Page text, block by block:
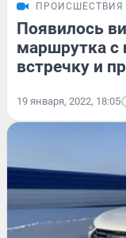
ПРОИСШЕСТВИЯ
Появилось
маршрутка с
встречку и
19 января, 2022, 18:05